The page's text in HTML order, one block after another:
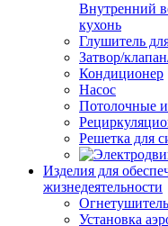
Внутренний
кухонь
Глушитель
Затвор/
Кондиционер
Насос
Потолочные
Решетка для
Изделия для
жизнедеятельности
Огнетушитель
Установка